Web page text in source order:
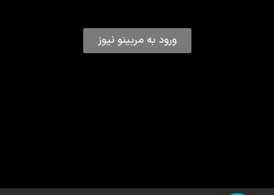
ورود به مربینو نیوز